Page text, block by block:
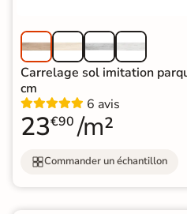
Carrelage sol imitation
cm
6 avis
23€90 /m²
Commander un échantillon